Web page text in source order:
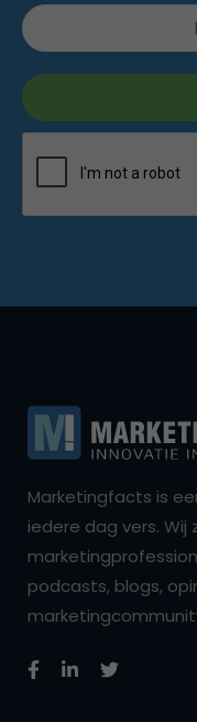
Marketingfacts is
iedere dag vers.
podcasts, blogs,